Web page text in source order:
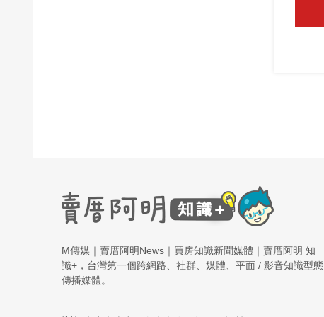
M傳媒｜賣厝阿明News｜買房知識新聞媒體｜賣厝阿明 知
識+，台灣第一個跨網路、社群、媒體、平面 / 影音知識型態
傳播媒體。